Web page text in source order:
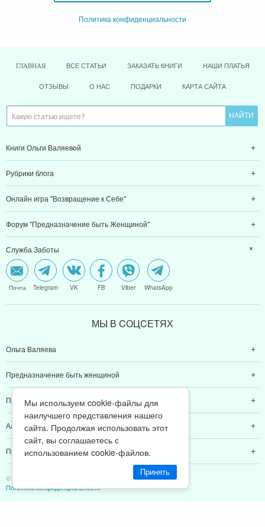
Политика конфиденциальности
ГЛАВНАЯ ВСЕ СТАТЬИ ЗАКАЗАТЬ КНИГИ НАШИ ПЛАТЬЯ
ОТЗЫВЫ О НАС ПОДАРКИ КАРТА САЙТА
Книги Ольги Валяевой
Рубрики блога
Онлайн игра "Возвращение к Себе"
Форум "Предназначение быть Женщиной"
Служба Заботы
Почта Telegram VK FB Viber WhatsApp
МЫ В CОЦCЕТЯХ
Ольга Валяева
Предназначение быть женщиной
Предназначение быть мамой
Алексей Валяев
Предназначение быть папой
© 2011-2026 Предназначение быть Женщиной
Политика конфиденциальности
Мы используем cookie-файлы для
наилучшего представления нашего
сайта. Продолжая использовать этот
сайт, вы соглашаетесь с
использованием cookie-файлов.
Принять